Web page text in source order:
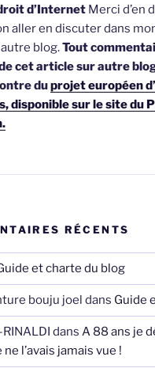
d’Internet Merci d’en
aller en discuter dans
blog.Tout
cet article sur autre
duprojet européen
disponible sur le site du
RÉCENTS
et charte du blog
bouju joel dans Guide
dans A 88 ans je
l’avais jamais vue !